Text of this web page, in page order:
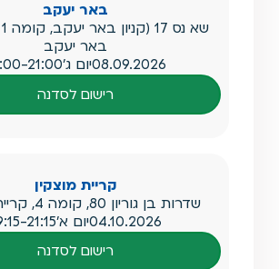
באר יעקב
באר יעקב
08.09.2026יום ג'21:00
רישום לסדנה
קריית מוצקין
שדרות בן גוריון 80, קומה 4, קריית מוצקין
04.10.2026יום א'21:15
רישום לסדנה